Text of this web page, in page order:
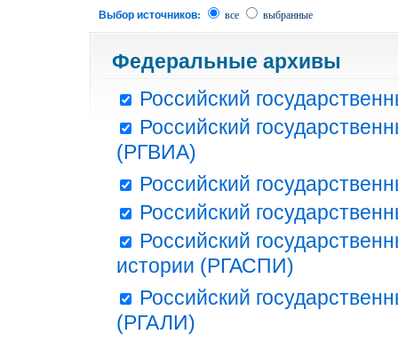
Выбор источников: все выбранные
Федеральные архивы
Российский
Российский
(РГВИА)
Российский
Российский
Российский
истории (РГАСПИ)
Российский
(РГАЛИ)